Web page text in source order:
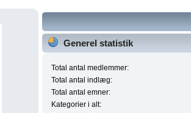
Generel statistik
Total antal medlemmer:
Total antal indlæg:
Total antal emner:
Kategorier i alt: